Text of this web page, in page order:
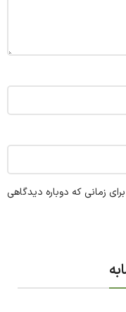
زمانی که دوباره دیدگاهی